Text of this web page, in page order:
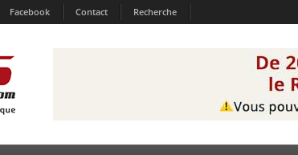
Facebook Contact Recherche